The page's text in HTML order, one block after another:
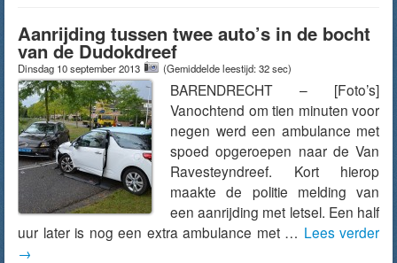
Aanrijding tussen twee auto’s in de bocht
van de Dudokdreef
Dinsdag 10 september 2013 (Gemiddelde leestijd: 32 sec)
BARENDRECHT – [Foto’s]
Vanochtend om tien minuten voor
negen werd een ambulance met
spoed opgeroepen naar de Van
Ravesteyndreef. Kort hierop
maakte de politie melding van
een aanrijding met letsel. Een half
uur later is nog een extra ambulance met … Lees verder
→